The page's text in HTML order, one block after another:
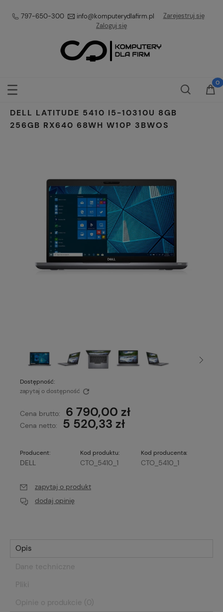
797-650-300 info@komputerydlafirm.pl
Zarejestruj się
Zaloguj się
DELL LATITUDE 5410 I5-10310U 8GB
256GB RX640 68WH W10P 3BWOS
Dostępność:
zapytaj o dostępność
Cena brutto: 6 790,00 zł
Cena netto: 5 520,33 zł
Producent:
DELL
Kod produktu:
CTO_5410_1
Kod producenta:
CTO_5410_1
zapytaj o produkt
dodaj opinię
Opis
Dane techniczne
Pliki
Opinie o produkcie (0)